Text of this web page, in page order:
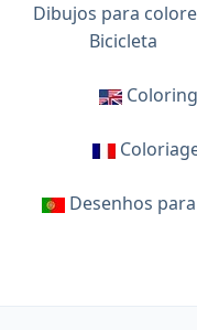
Dibujos para
Bicicleta
Desenhos